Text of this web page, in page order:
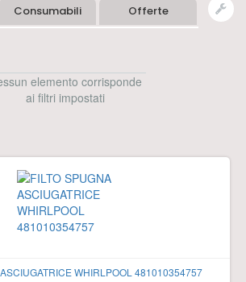
Consumabili Offerte
elemento corrisponde
ai filtri impostati
WHIRLPOOL 481010354757